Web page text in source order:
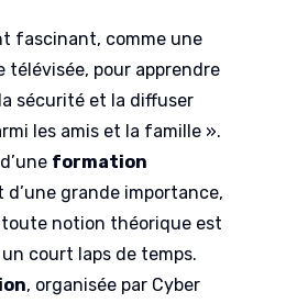
fascinant, comme une
télévisée, pour apprendre
sécurité et la diffuser
les amis et la famille ».
formation
grande importance,
toute notion théorique est
court laps de temps.
, organisée par Cyber